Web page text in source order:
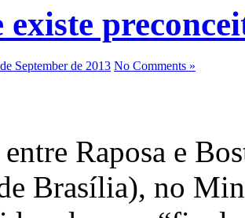
existe
September de 2013 No Comments »
Raposa e
Brasília), no